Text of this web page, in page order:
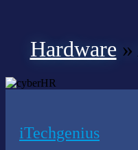
Hardware»
iTechgenius